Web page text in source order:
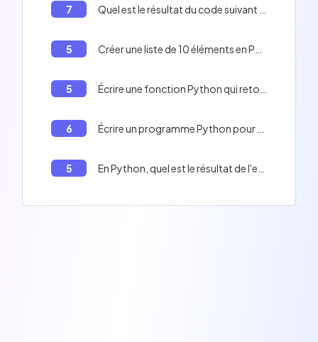
7
5
5
6
5